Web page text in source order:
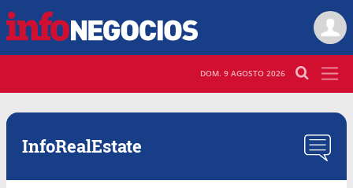
DOM. 9 AGOSTO 2026
InfoRealEstate